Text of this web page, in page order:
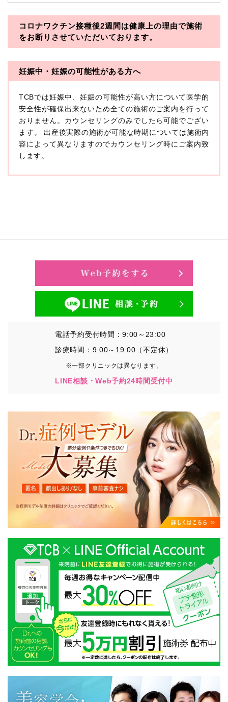
※TCBグループとは以下を総称していいます。
・一般社団法人メディカルアライアンス
・医療法人社団創彩会
本プライバシーポリシーにおいて「個人情報」とは、生
存する個人に関する情報であって、当該情報に含まれる
氏名、生年月日その他の記述等により特定の個人を識別
できるもの又は個人識別符号（個人情報保護委員会の政
令に準じます。）が含まれるものをいいます。
収集した患者様に関する情報には、単独のままでは特定
の個人を識別できない情報もありますが、他の情報と組
み合わせることにより特定の個人を識別できる場合、か
に扱うものとします。
①TCBグループが患者様から取得する情報
・その他、特定の個人を識別することができる情報
②TCBグループが各種サービスの利用に関連して取得す
日時、閲覧履歴等に関連する情報
（これには、Cookie情報、アクセスログ等の利用状況に
関する情報を含みます。）
③TCBグループが第三者から間接的に収集する情報
患者様の同意を得た上で、以下の情報をパブリックDMP
・患者様の閲覧履歴、端末等の情報
【利用目的】
TCBグループは取得情報を以下の目的で利用いたしま
す。
・クリニックの来院予約、医療サービスの提供、医療関
連商品の販売、アフターケア対応、これらに付随する諸
対応等のサービス提供のため
・医療サービスの提供に関する他の医療機関、検査機関
及び研究機関との連携のため
・サービス向上を目的とした医療サービス・販売する医
療関連商品に関する患者様へのアンケートの送受信及び
これに付随する諸対応のため
・Cookie等の技術を用いたアクセス履歴、閲覧記録等に
関する情報の収集、分析
・閲覧記録等から趣味・嗜好を分析した情報を使用して
の広告に利用するため
・お問い合わせ又はご意見の内容確認及びその対応のた
め
・患者様のサービス利用状況の分析及び症例研究のため
・広告、宣伝、マーケティングのため
コロナワクチン接種後2週間は健康上の理由で施術
をお断りさせていただいております。
妊娠中・妊娠の可能性がある方へ
TCBでは妊娠中、妊娠の可能性が高い方について医学的
安全性が確保出来ないため全ての施術のご案内を行って
おりません。カウンセリングのみでしたら可能でござい
ます。 出産後実際の施術が可能な時期については施術内
容によって異なりますのでカウンセリング時にご案内致
します。
電話予約受付時間：9:00～23:00
診療時間：9:00～19:00（不定休）
※一部クリニックは異なります。
LINE相談・Web予約24時間受付中